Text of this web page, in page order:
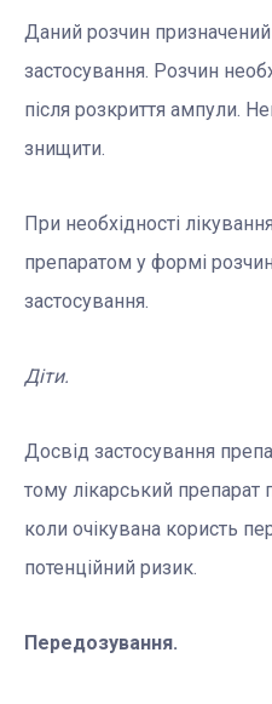
Даний розчин
застосування. Розчин
після розкриття ампули.
знищити.
При необхідності
препаратом у формі
застосування.
Діти.
Досвід застосування
тому лікарський препарат
коли очікувана користь
потенційний ризик.
Передозування.